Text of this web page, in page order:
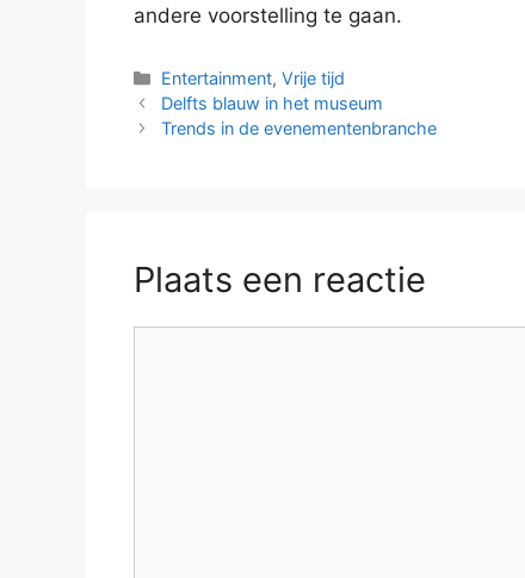
andere voorstelling te gaan.
Categorieën
Entertainment,Vrije tijd
Delfts blauw in het museum
Trends in de evenementenbranche
Plaats een reactie